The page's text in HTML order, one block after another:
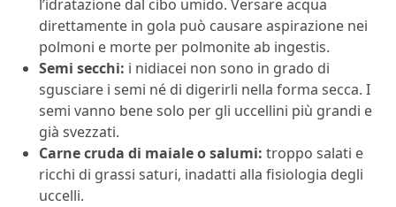
l’idratazione dal cibo umido. Versare acqua
direttamente in gola può causare aspirazione nei
polmoni e morte per polmonite ab ingestis.
Semi secchi: i nidiacei non sono in grado di
sgusciare i semi né di digerirli nella forma secca. I
semi vanno bene solo per gli uccellini più grandi e
già svezzati.
Carne cruda di maiale o salumi: troppo salati e
ricchi di grassi saturi, inadatti alla fisiologia degli
uccelli.